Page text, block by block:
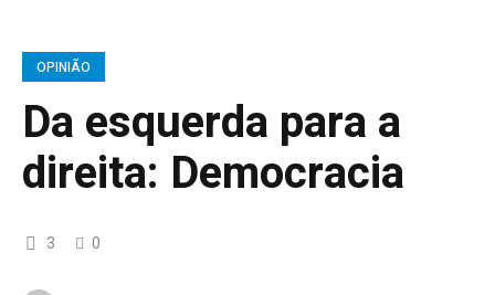
OPINIÃO
Da esquerda para a
direita: Democracia
3 0